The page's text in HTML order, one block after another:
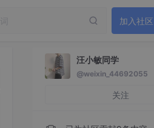
加入社区
汪小敏同学
@weixin_44692055
关注